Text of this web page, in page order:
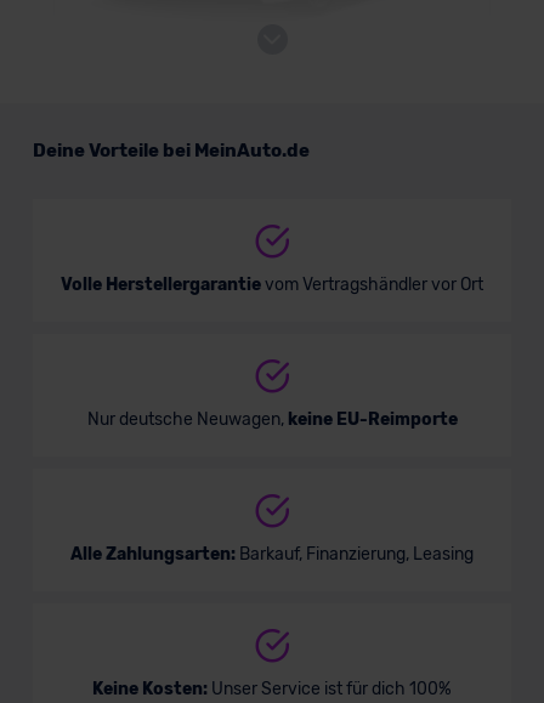
Deine Vorteile bei MeinAuto.de
Volle Herstellergarantievom Vertragshändler vor Ort
Nur deutsche Neuwagen, keine EU-Reimporte
Alle Zahlungsarten: Barkauf, Finanzierung, Leasing
Keine Kosten: Unser Service ist für dich 100%